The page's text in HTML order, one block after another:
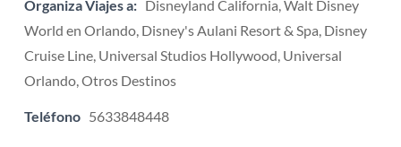
Organiza Viajes a: Disneyland California, Walt Disney
World en Orlando, Disney's Aulani Resort & Spa, Disney
Cruise Line, Universal Studios Hollywood, Universal
Orlando, Otros Destinos
Teléfono 5633848448